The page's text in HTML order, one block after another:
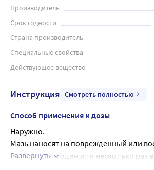
слизистых оболочек, нормализует
метаболизм, ускоряет митоз и
метаболическое и слабое
действие. Пантодерм 5% мазь
ссадин, буллезного дерматита,
для профилактики опрелости у
Производитель
Срок годности
Страна производитель
Специальные свойства
Действующее вещество
Инструкция Смотреть полностью
Способ применения и дозы
Наружно.
Мазь наносят на поврежденный или
участок кожи один или несколько раз в
Развернуть